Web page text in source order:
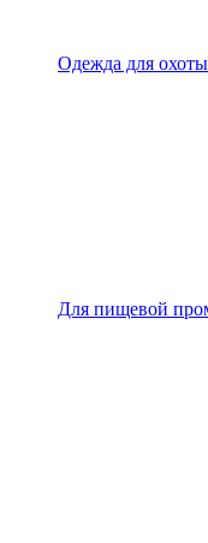
Одежда для
Для пищевой